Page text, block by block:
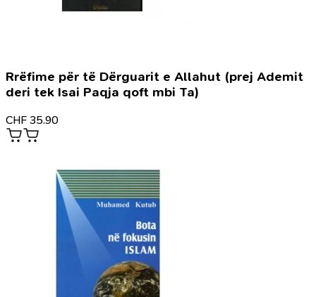
Rrëfime për të Dërguarit e Allahut (prej Ademit
deri tek Isai Paqja qoft mbi Ta)
CHF 35.90